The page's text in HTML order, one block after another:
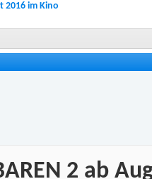
2016 im Kino
2 ab